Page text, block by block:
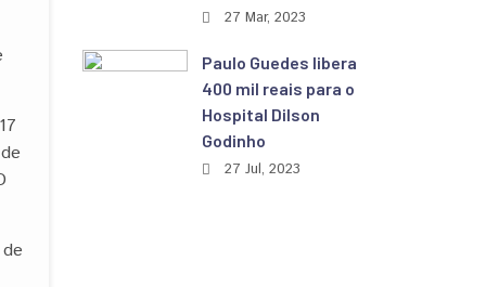
27 Mar, 2023
Paulo Guedes libera
400 mil reais para o
Hospital Dilson
Godinho
27 Jul, 2023